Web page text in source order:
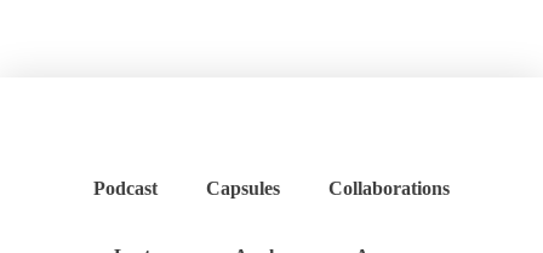
Podcast Capsules Collaborations